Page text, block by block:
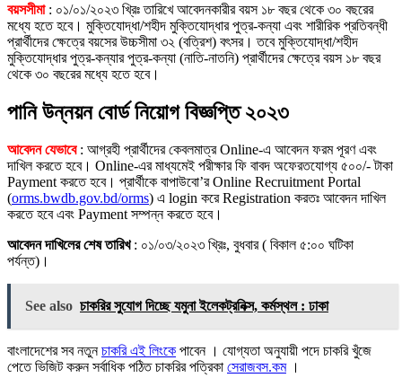
বয়সসীমা : ০১/০১/২০২৩ খ্রিঃ তারিখে আবেদনকারীর বয়স ১৮ বছর থেকে ৩০ বছরের
মধ্যে হতে হবে। মুক্তিযোদ্ধা/শহীদ মুক্তিযোদ্ধার পুত্র-কন্যা এবং শারীরিক প্রতিবন্ধী
প্রার্থীদের ক্ষেত্রে বয়সের উচ্চসীমা ৩২ (বত্রিশ) বৎসর। তবে মুক্তিযোদ্ধা/শহীদ
মুক্তিযোদ্ধার পুত্র-কন্যার পুত্র-কন্যা (নাতি-নাতনি) প্রার্থীদের ক্ষেত্রে বয়স ১৮ বছর
থেকে ৩০ বছরের মধ্যে হতে হবে।
পানি উন্নয়ন বোর্ড নিয়োগ বিজ্ঞপ্তি ২০২৩
আবেদন যেভাবে: আগ্রহী প্রার্থীদের কেবলমাত্র Online-এ আবেদন ফরম পূরণ এবং
দাখিল করতে হবে। Online-এর মাধ্যমেই পরীক্ষার ফি বাবদ অফেরতযোগ্য ৫০০/- টাকা
Payment করতে হবে। প্রার্থীকে বাপাউবো’র Online Recruitment Portal
(orms.bwdb.gov.bd/orms) এ login করে Registration করতঃ আবেদন দাখিল
করতে হবে এবং Payment সম্পন্ন করতে হবে।
আবেদন দাখিলের শেষ তারিখ: ০১/০৩/২০২৩ খ্রিঃ, বুধবার ( বিকাল ৫:০০ ঘটিকা
পর্যন্ত)।
See also চাকরির সুযোগ দিচ্ছে যমুনা ইলেকট্রনিক্স, কর্মস্থল : ঢাকা
বাংলাদেশের সব নতুনচাকরি এই লিংকে পাবেন । যোগ্যতা অনুযায়ী পদে চাকরি খুঁজে
পেতে ভিজিট করুন সর্বাধিক পঠিত চাকরির পত্রিকা সেরাজবস.কম।